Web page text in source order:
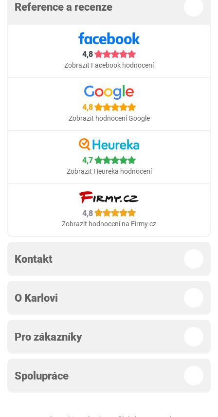
Reference a recenze
4,8
Zobrazit Facebook hodnocení
4,8
Zobrazit hodnocení Google
4,7
Zobrazit Heureka hodnocení
4,8
Zobrazit hodnocení na Firmy.cz
Kontakt
O Karlovi
Pro zákazníky
Spolupráce